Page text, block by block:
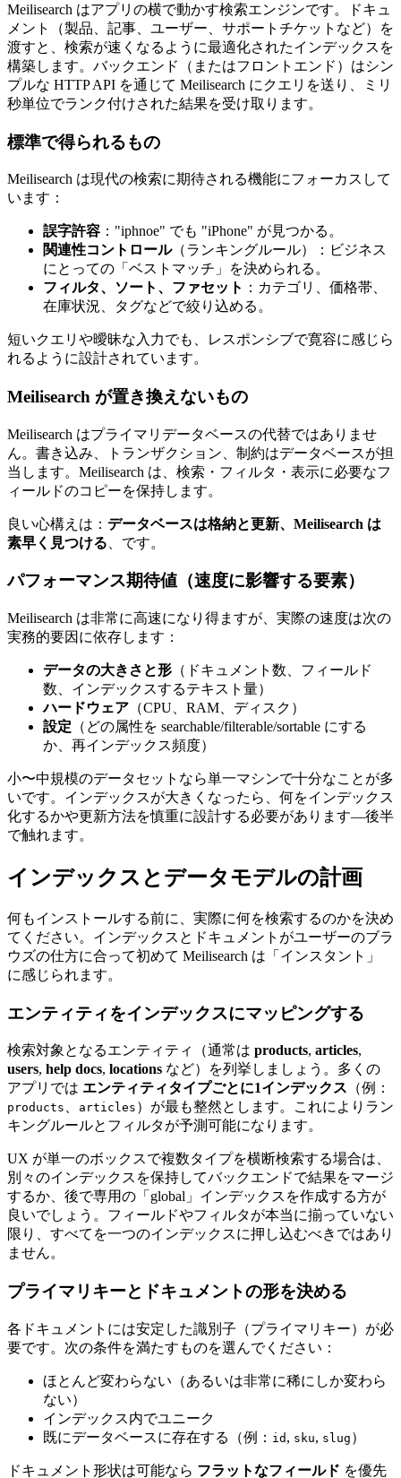
Meilisearch はアプリの横で動かす検索エンジンです。ドキュ
メント（製品、記事、ユーザー、サポートチケットなど）を
渡すと、検索が速くなるように最適化されたインデックスを
構築します。バックエンド（またはフロントエンド）はシン
プルな HTTP API を通じて Meilisearch にクエリを送り、ミリ
秒単位でランク付けされた結果を受け取ります。
標準で得られるもの
Meilisearch は現代の検索に期待される機能にフォーカスして
います：
誤字許容 ："iphnoe" でも "iPhone" が見つかる。
関連性コントロール（ランキングルール）：ビジネス
にとっての「ベストマッチ」を決められる。
フィルタ、ソート、ファセット ：カテゴリ、価格帯、
在庫状況、タグなどで絞り込める。
短いクエリや曖昧な入力でも、レスポンシブで寛容に感じら
れるように設計されています。
Meilisearch が置き換えないもの
Meilisearch はプライマリデータベースの代替ではありませ
ん。書き込み、トランザクション、制約はデータベースが担
当します。Meilisearch は、検索・フィルタ・表示に必要なフ
ィールドのコピーを保持します。
良い心構えは： データベースは格納と更新、Meilisearch は
素早く見つける 、です。
パフォーマンス期待値（速度に影響する要素）
Meilisearch は非常に高速になり得ますが、実際の速度は次の
実務的要因に依存します：
データの大きさと形 （ドキュメント数、フィールド
数、インデックスするテキスト量）
ハードウェア （CPU、RAM、ディスク）
設定 （どの属性を searchable/filterable/sortable にする
か、再インデックス頻度）
小〜中規模のデータセットなら単一マシンで十分なことが多
いです。インデックスが大きくなったら、何をインデックス
化するかや更新方法を慎重に設計する必要があります—後半
で触れます。
インデックスとデータモデルの計画
何もインストールする前に、実際に何を検索するのかを決め
てください。インデックスとドキュメントがユーザーのブラ
ウズの仕方に合って初めて Meilisearch は「インスタント」
に感じられます。
エンティティをインデックスにマッピングする
検索対象となるエンティティ（通常は products, articles,
users, help docs, locations など）を列挙しましょう。多くの
アプリでは エンティティタイプごとに1インデックス （例：
products 、 articles ）が最も整然とします。これによりラン
キングルールとフィルタが予測可能になります。
UX が単一のボックスで複数タイプを横断検索する場合は、
別々のインデックスを保持してバックエンドで結果をマージ
するか、後で専用の「global」インデックスを作成する方が
良いでしょう。フィールドやフィルタが本当に揃っていない
限り、すべてを一つのインデックスに押し込むべきではあり
ません。
プライマリキーとドキュメントの形を決める
各ドキュメントには安定した識別子（プライマリキー）が必
要です。次の条件を満たすものを選んでください：
ほとんど変わらない（あるいは非常に稀にしか変わら
ない）
インデックス内でユニーク
既にデータベースに存在する（例： id , sku, slug ）
ドキュメント形状は可能なら フラットなフィールド を優先